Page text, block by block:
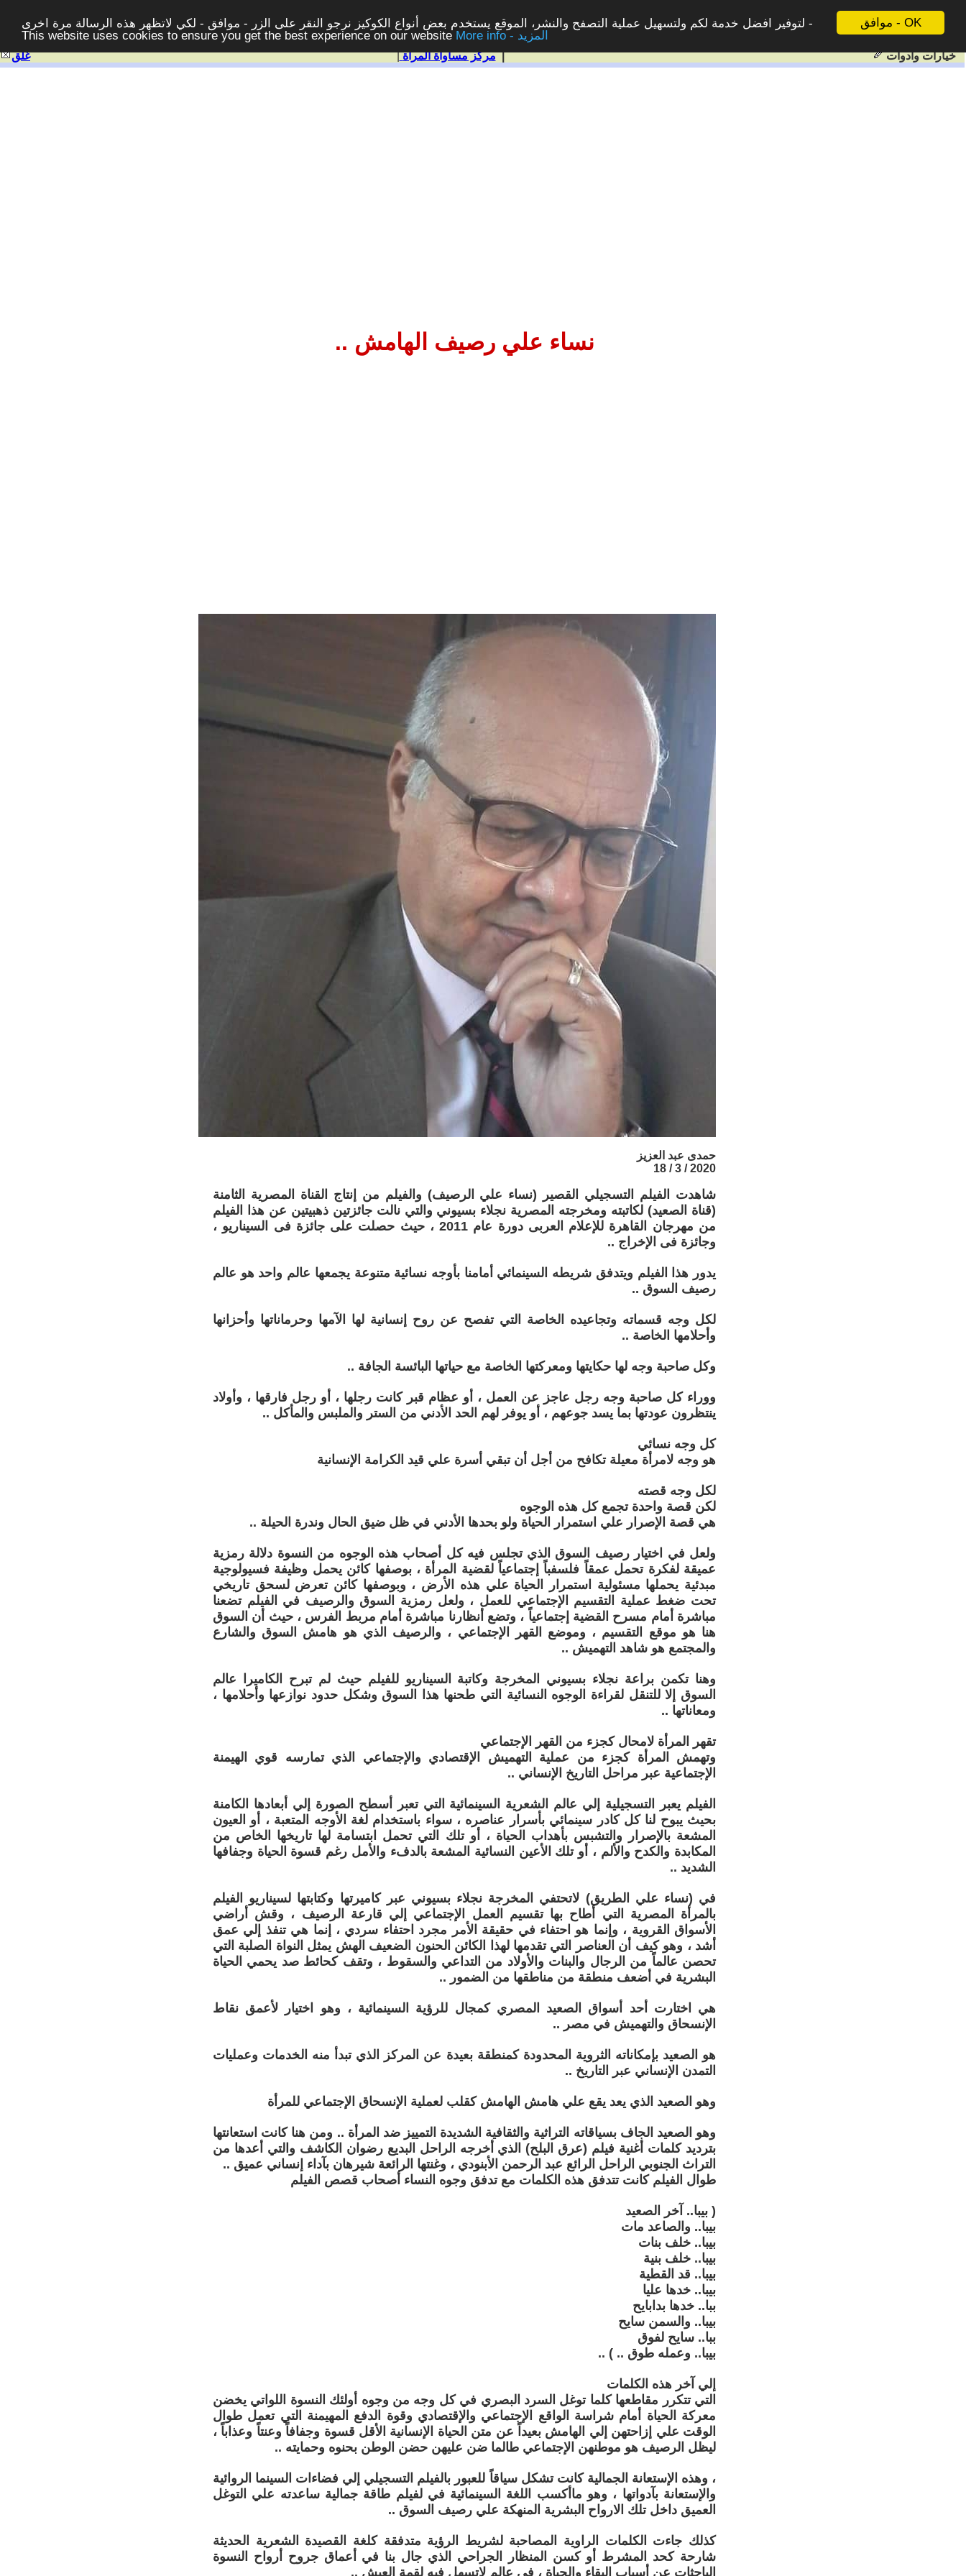
موافق - OK
لتوفير افضل خدمة لكم ولتسهيل عملية التصفح والنشر، الموقع يستخدم بعض أنواع الكوكيز نرجو النقر على الزر - موافق - لكي لاتظهر هذه الرسالة مرة اخرى -
This website uses cookies to ensure you get the best experience on our website
More info - المزيد
غلق | مركز مساواة المرأة| خيارات وادوات
نساء علي رصيف الهامش ..
حمدى عبد العزيز
2020 / 3 / 18
شاهدت الفيلم التسجيلي القصير (نساء علي الرصيف) والفيلم من إنتاج القناة المصرية الثامنة
(قناة الصعيد) لكاتبته ومخرجته المصرية نجلاء بسيوني والتي نالت جائزتين ذهبيتين عن هذا الفيلم
من مهرجان القاهرة للإعلام العربى دورة عام 2011 ، حيث حصلت على جائزة فى السيناريو ،
وجائزة فى الإخراج ..
يدور هذا الفيلم ويتدفق شريطه السينمائي أمامنا بأوجه نسائية متنوعة يجمعها عالم واحد هو عالم
رصيف السوق ..
لكل وجه قسماته وتجاعيده الخاصة التي تفصح عن روح إنسانية لها الآمها وحرماناتها وأحزانها
وأحلامها الخاصة ..
وكل صاحبة وجه لها حكايتها ومعركتها الخاصة مع حياتها البائسة الجافة ..
ووراء كل صاحبة وجه رجل عاجز عن العمل ، أو عظام قبر كانت رجلها ، أو رجل فارقها ، وأولاد
ينتظرون عودتها بما يسد جوعهم ، أو يوفر لهم الحد الأدني من الستر والملبس والمأكل ..
كل وجه نسائي
هو وجه لامرأة معيلة تكافح من أجل أن تبقي أسرة علي قيد الكرامة الإنسانية
لكل وجه قصته
لكن قصة واحدة تجمع كل هذه الوجوه
هي قصة الإصرار علي استمرار الحياة ولو بحدها الأدني في ظل ضيق الحال وندرة الحيلة ..
ولعل في اختيار رصيف السوق الذي تجلس فيه كل أصحاب هذه الوجوه من النسوة دلالة رمزية
عميقة لفكرة تحمل عمقاً فلسفباً إجتماعياً لقضية المرأة ، بوصفها كائن يحمل وظيفة فسيولوجية
مبدئية يحملها مسئولية استمرار الحياة علي هذه الأرض ، وبوصفها كائن تعرض لسحق تاريخي
تحت ضغط عملية التقسيم الإجتماعي للعمل ، ولعل رمزية السوق والرصيف في الفيلم تضعنا
مباشرة أمام مسرح القضية إجتماعياً ، وتضع أنظارنا مباشرة أمام مربط الفرس ، حيث أن السوق
هنا هو موقع التقسيم ، وموضع القهر الإجتماعي ، والرصيف الذي هو هامش السوق والشارع
والمجتمع هو شاهد التهميش ..
وهنا تكمن براعة نجلاء بسيوني المخرجة وكاتبة السيناريو للفيلم حيث لم تبرح الكاميرا عالم
السوق إلا للتنقل لقراءة الوجوه النسائية التي طحنها هذا السوق وشكل حدود نوازعها وأحلامها ،
ومعاناتها ..
تقهر المرأة لامحال كجزء من القهر الإجتماعي
وتهمش المرأة كجزء من عملية التهميش الإقتصادي والإجتماعي الذي تمارسه قوي الهيمنة
الإجتماعية عبر مراحل التاريخ الإنساني ..
الفيلم يعبر التسجيلية إلي عالم الشعرية السينمائية التي تعبر أسطح الصورة إلي أبعادها الكامنة
بحيث يبوح لنا كل كادر سينمائي بأسرار عناصره ، سواء باستخدام لغة الأوجه المتعبة ، أو العيون
المشعة بالإصرار والتشبس بأهداب الحياة ، أو تلك التي تحمل ابتسامة لها تاريخها الخاص من
المكابدة والكدح والألم ، أو تلك الأعين النسائية المشعة بالدفء والأمل رغم قسوة الحياة وجفافها
الشديد ..
في (نساء علي الطريق) لاتحتفي المخرجة نجلاء بسيوني عبر كاميرتها وكتابتها لسيناريو الفيلم
بالمرأة المصرية التي أطاح بها تقسيم العمل الإجتماعي إلي قارعة الرصيف ، وقش أراضي
الأسواق القروية ، وإنما هو احتفاء في حقيقة الأمر مجرد احتفاء سردي ، إنما هي تنفذ إلي عمق
أشد ، وهو كيف أن العناصر التي تقدمها لهذا الكائن الحنون الضعيف الهش يمثل النواة الصلبة التي
تحصن عالماً من الرجال والبنات والأولاد من التداعي والسقوط ، وتقف كحائط صد يحمي الحياة
البشرية في أضعف منطقة من مناطقها من الضمور ..
هي اختارت أحد أسواق الصعيد المصري كمجال للرؤية السينمائية ، وهو اختيار لأعمق نقاط
الإنسحاق والتهميش في مصر ..
هو الصعيد بإمكاناته الثروية المحدودة كمنطقة بعيدة عن المركز الذي تبدأ منه الخدمات وعمليات
التمدن الإنساني عبر التاريخ ..
وهو الصعيد الذي يعد يقع علي هامش الهامش كقلب لعملية الإنسحاق الإجتماعي للمرأة
وهو الصعيد الجاف بسياقاته التراثية والثقافية الشديدة التمييز ضد المرأة .. ومن هنا كانت استعانتها
بترديد كلمات أغنية فيلم (عرق البلح) الذي أخرجه الراحل البديع رضوان الكاشف والتي أعدها من
التراث الجنوبي الراحل الرائع عبد الرحمن الأبنودي ، وغنتها الرائعة شيرهان بآداء إنساني عميق ..
طوال الفيلم كانت تتدفق هذه الكلمات مع تدفق وجوه النساء أصحاب قصص الفيلم
( بيبا.. آخر الصعيد
بيبا.. والصاعد مات
بيبا.. خلف بنات
بيبا.. خلف بنية
بيبا.. قد القطية
بيبا.. خدها عليا
ببا.. خدها بدابايح
بيبا.. والسمن سايح
ببا.. سايح لفوق
بيبا.. وعمله طوق .. ) ..
إلي آخر هذه الكلمات
التي تتكرر مقاطعها كلما توغل السرد البصري في كل وجه من وجوه أولئك النسوة اللواتي يخضن
معركة الحياة أمام شراسة الواقع الإجتماعي والإقتصادي وقوة الدفع المهيمنة التي تعمل طوال
الوقت علي إزاحتهن إلي الهامش بعيداً عن متن الحياة الإنسانية الأقل قسوة وجفافاً وعنتاً وعذاباً ،
ليظل الرصيف هو موطنهن الإجتماعي طالما ضن عليهن حضن الوطن بحنوه وحمايته ..
، وهذه الإستعانة الجمالية كانت تشكل سياقاً للعبور بالفيلم التسجيلي إلي فضاءات السينما الروائية
والإستعانة بآدواتها ، وهو ماأكسب اللغة السينمائية في لفيلم طاقة جمالية ساعدته علي التوغل
العميق داخل تلك الارواح البشرية المنهكة علي رصيف السوق ..
كذلك جاءت الكلمات الراوية المصاحبة لشريط الرؤية متدفقة كلغة القصيدة الشعرية الحديثة
شارحة كحد المشرط أو كسن المنظار الجراحي الذي جال بنا في أعماق جروح أرواح النسوة
الباحثات عن أسباب البقاء والحياة ، في عالم لاتسهل فيه لقمة العيش ..